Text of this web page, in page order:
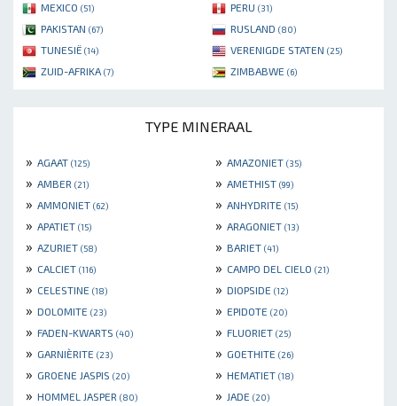
MEXICO (51) PERU (31)
PAKISTAN (67) RUSLAND (80)
TUNESIË (14) VERENIGDE STATEN (25)
ZUID-AFRIKA (7) ZIMBABWE (6)
TYPE MINERAAL
» AGAAT (125) » AMAZONIET (35)
» AMBER (21) » AMETHIST (99)
» AMMONIET (62) » ANHYDRITE (15)
» APATIET (15) » ARAGONIET (13)
» AZURIET (58) » BARIET (41)
» CALCIET (116) » CAMPO DEL CIELO (21)
» CELESTINE (18) » DIOPSIDE (12)
» DOLOMITE (23) » EPIDOTE (20)
» FADEN-KWARTS (40) » FLUORIET (25)
» GARNIÈRITE (23) » GOETHITE (26)
» GROENE JASPIS (20) » HEMATIET (18)
» HOMMEL JASPER (80) » JADE (20)